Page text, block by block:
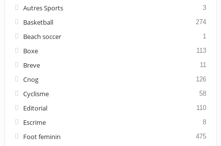
Autres Sports 3
Basketball 274
Beach soccer 1
Boxe 113
Breve 11
Cnog 126
Cyclisme 58
Editorial 110
Escrime 8
Foot feminin 475